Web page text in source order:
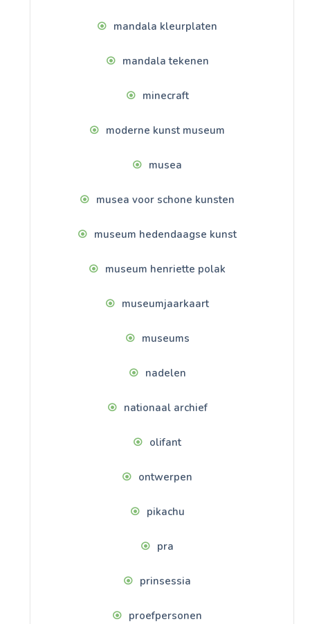
mandala kleurplaten
mandala tekenen
minecraft
moderne kunst museum
musea
musea voor schone kunsten
museum hedendaagse kunst
museum henriette polak
museumjaarkaart
museums
nadelen
nationaal archief
olifant
ontwerpen
pikachu
pra
prinsessia
proefpersonen